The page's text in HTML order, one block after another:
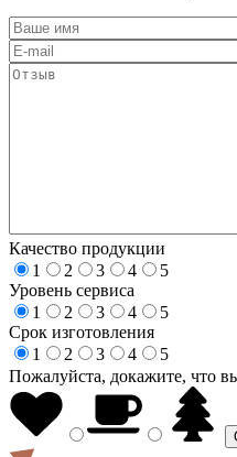
Качество продукции
1
2 3 4
5
Уровень сервиса
1
2 3 4
5
Срок изготовления
1
2 3 4
5
Пожалуйста, докажите, что